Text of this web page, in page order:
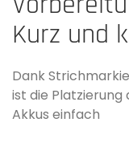
Kurz und
Dank
ist die Platzierung
Akkus einfach